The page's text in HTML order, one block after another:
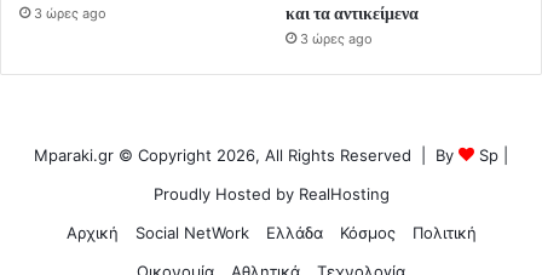
3 ώρες ago
και τα αντικείμενα
3 ώρες ago
Mparaki.gr © Copyright 2026, All Rights Reserved | By Sp
Proudly Hosted by RealHosting
Αρχική
Social NetWork Ελλάδα Κόσμος
Πολιτική
Οικονομία
Αθλητικά Τεχνολογία